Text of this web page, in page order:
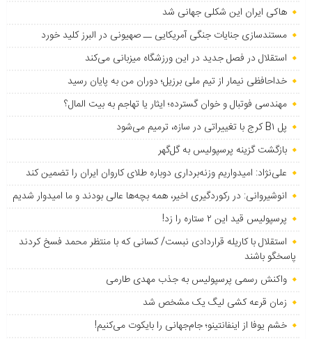
هاکی ایران این شکلی جهانی شد
مستندسازی جنایات جنگی آمریکایی ــ صهیونی در البرز کلید خورد
استقلال در فصل جدید در این ورزشگاه میزبانی می‌کند
خداحافظی نیمار از تیم ملی برزیل؛ دوران من به پایان رسید
مهندسی فوتبال و خوان گسترده؛ ایثار یا تهاجم به بیت المال؟
پل B۱ کرج با تغییراتی در سازه، ترمیم می‌شود
بازگشت گزینه پرسپولیس به ‌گل‌گهر
علی‌نژاد: امیدواریم وزنه‌برداری دوباره طلای کاروان ایران را تضمین کند
انوشیروانی: در رکوردگیری اخیر، همه بچه‌ها عالی بودند و ما امیدوار شدیم
پرسپولیس قید این ۲ ستاره را زد!
استقلال با کاریله قراردادی نبست/ کسانی که با منتظر محمد فسخ کردند
پاسخگو باشند
واکنش رسمی پرسپولیس به جذب مهدی طارمی
زمان قرعه کشی لیگ یک مشخص شد
خشم یوفا از اینفانتینو؛ جام‌جهانی را بایکوت می‌کنیم!